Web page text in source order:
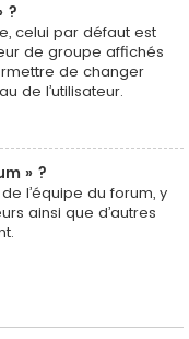
?
celui par défaut est
de groupe affichés
de changer
de l’utilisateur.
» ?
l’équipe du forum, y
ainsi que d’autres